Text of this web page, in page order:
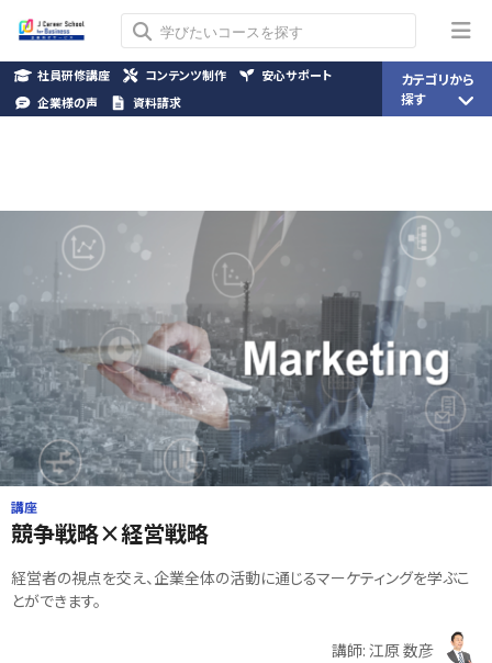
講座
競争戦略×経営戦略
経営者の視点を交え、企業全体の活動に通じるマーケティングを学ぶこ
とができます。
講師: 江原 数彦
社員研修講座 コンテンツ制作
安心サポート
企業様の声
資料請求
カテゴリから
探す